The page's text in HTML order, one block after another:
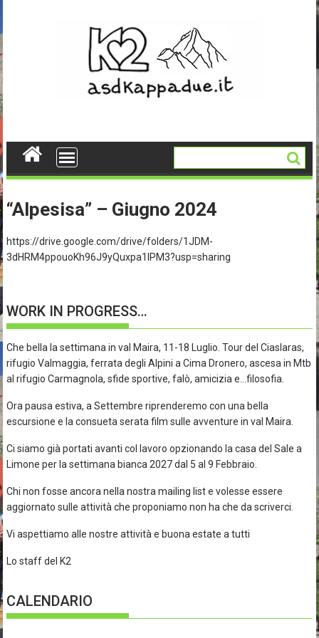
content
“Alpesisa” – Giugno 2024
https://drive.google.com/drive/folders/1JDM-
3dHRM4ppouoKh96J9yQuxpa1IPM3?usp=sharing
WORK IN PROGRESS…
Che bella la settimana in val Maira, 11-18 Luglio. Tour del Ciaslaras,
rifugio Valmaggia, ferrata degli Alpini a Cima Dronero, ascesa in Mtb
al rifugio Carmagnola, sfide sportive, falò, amicizia e…filosofia.
Ora pausa estiva, a Settembre riprenderemo con una bella
escursione e la consueta serata film sulle avventure in val Maira.
Ci siamo già portati avanti col lavoro opzionando la casa del Sale a
Limone per la settimana bianca 2027 dal 5 al 9 Febbraio.
Chi non fosse ancora nella nostra mailing list e volesse essere
aggiornato sulle attività che proponiamo non ha che da scriverci.
Vi aspettiamo alle nostre attività e buona estate a tutti
Lo staff del K2
CALENDARIO